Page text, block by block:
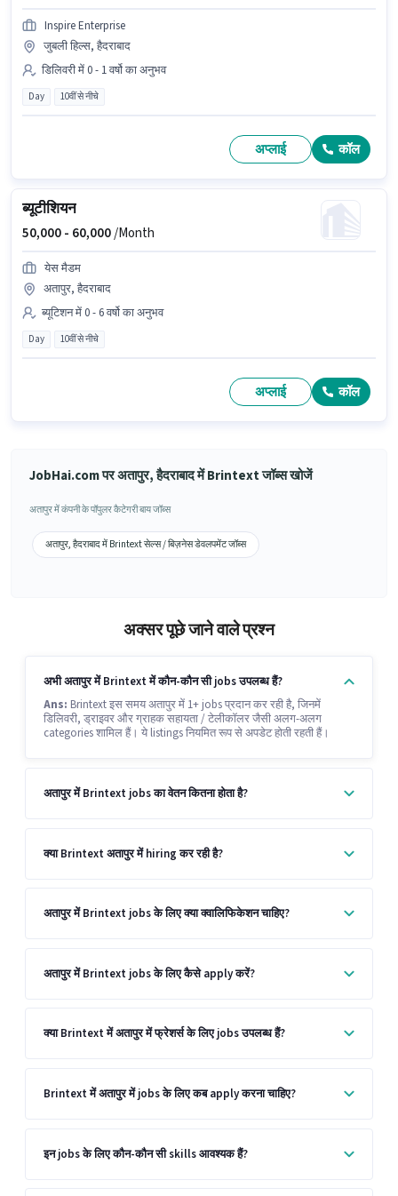
Inspire Enterprise
जुबली हिल्स, हैदराबाद
डिलिवरी में 0 - 1 वर्षो का अनुभव
Day 10वीं से नीचे
अप्लाई कॉल
ब्यूटीशियन
50,000 - 60,000/Month
येस मैडम
अतापुर, हैदराबाद
ब्यूटिशन में 0 - 6 वर्षो का अनुभव
Day 10वीं से नीचे
अप्लाई कॉल
JobHai.com पर अतापुर, हैदराबाद में Brintext जॉब्स खोजें
अतापुर में कंपनी के पॉपुलर कैटेगरी बाय जॉब्स
अतापुर, हैदराबाद में Brintext सेल्स / बिज़नेस डेवलपमेंट जॉब्स
अक्सर पूछे जाने वाले प्रश्न
अभी अतापुर में Brintext में कौन-कौन सी jobs उपलब्ध हैं?
Ans: Brintext इस समय अतापुर में 1+ jobs प्रदान कर रही है, जिनमें
डिलिवरी, ड्राइवर और ग्राहक सहायता / टेलीकॉलर जैसी अलग-अलग
categories शामिल हैं। ये listings नियमित रूप से अपडेट होती रहती हैं।
अतापुर में Brintext jobs का वेतन कितना होता है?
क्या Brintext अतापुर में hiring कर रही है?
अतापुर में Brintext jobs के लिए क्या क्वालिफिकेशन चाहिए?
अतापुर में Brintext jobs के लिए कैसे apply करें?
क्या Brintext में अतापुर में फ्रेशर्स के लिए jobs उपलब्ध हैं?
Brintext में अतापुर में jobs के लिए कब apply करना चाहिए?
इन jobs के लिए कौन-कौन सी skills आवश्यक हैं?